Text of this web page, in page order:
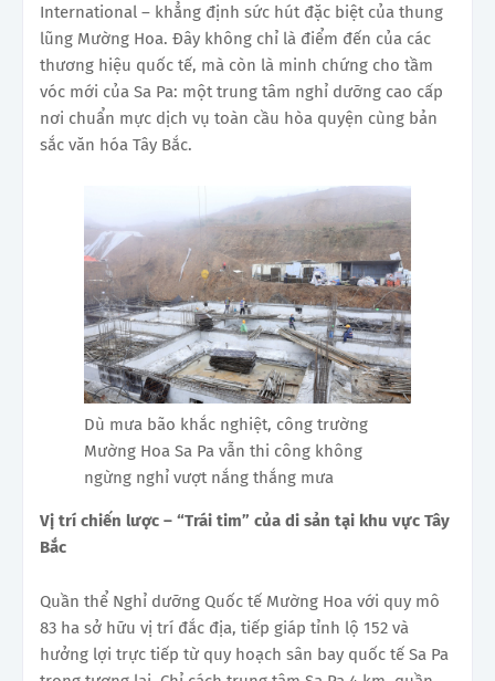
International – khẳng định sức hút đặc biệt của thung
lũng Mường Hoa. Đây không chỉ là điểm đến của các
thương hiệu quốc tế, mà còn là minh chứng cho tầm
vóc mới của Sa Pa: một trung tâm nghỉ dưỡng cao cấp
nơi chuẩn mực dịch vụ toàn cầu hòa quyện cùng bản
sắc văn hóa Tây Bắc.
Dù mưa bão khắc nghiệt, công trường
Mường Hoa Sa Pa vẫn thi công không
ngừng nghỉ vượt nắng thắng mưa
Vị trí chiến lược – “Trái tim” của di sản tại khu vực Tây
Bắc
Quần thể Nghỉ dưỡng Quốc tế Mường Hoa với quy mô
83 ha sở hữu vị trí đắc địa, tiếp giáp tỉnh lộ 152 và
hưởng lợi trực tiếp từ quy hoạch sân bay quốc tế Sa Pa